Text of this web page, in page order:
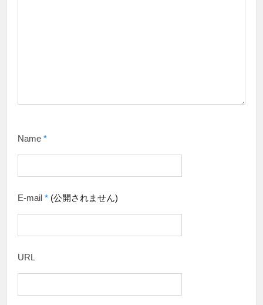
Name *
E-mail * (公開されません)
URL